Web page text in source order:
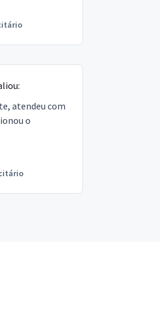
atendeu com
o